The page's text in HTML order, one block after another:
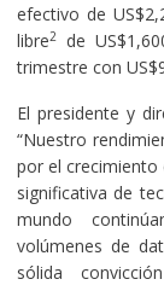
efectivo de
libre2de
trimestre con
El presidente y
“Nuestro
por el crecimiento
significativa de
mundo
volúmenes de
sólida